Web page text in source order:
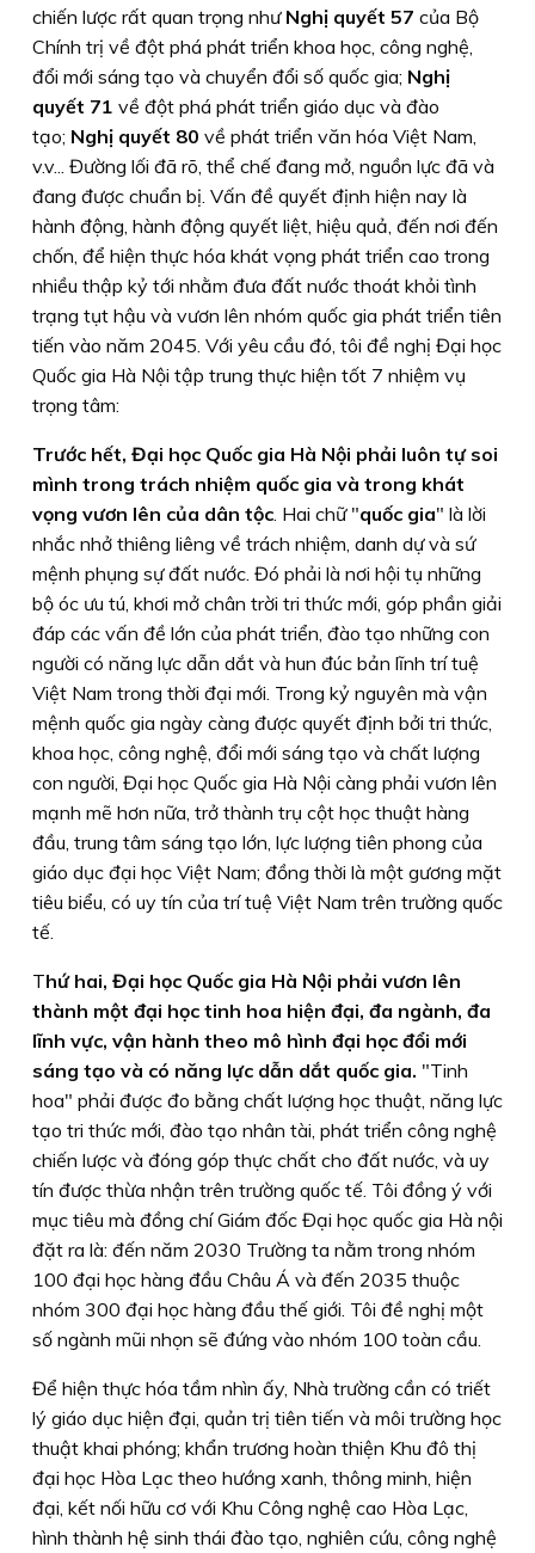
chiến lược rất quan trọng như Nghị quyết 57 của Bộ
Chính trị về đột phá phát triển khoa học, công nghệ,
đổi mới sáng tạo và chuyển đổi số quốc gia; Nghị
quyết 71 về đột phá phát triển giáo dục và đào
tạo; Nghị quyết 80 về phát triển văn hóa Việt Nam,
v.v... Đường lối đã rõ, thể chế đang mở, nguồn lực đã và
đang được chuẩn bị. Vấn đề quyết định hiện nay là
hành động, hành động quyết liệt, hiệu quả, đến nơi đến
chốn, để hiện thực hóa khát vọng phát triển cao trong
nhiều thập kỷ tới nhằm đưa đất nước thoát khỏi tình
trạng tụt hậu và vươn lên nhóm quốc gia phát triển tiên
tiến vào năm 2045. Với yêu cầu đó, tôi đề nghị Đại học
Quốc gia Hà Nội tập trung thực hiện tốt 7 nhiệm vụ
trọng tâm:
Trước hết, Đại học Quốc gia Hà Nội phải luôn tự soi
mình trong trách nhiệm quốc gia và trong khát
vọng vươn lên của dân tộc . Hai chữ "quốc gia" là lời
nhắc nhở thiêng liêng về trách nhiệm, danh dự và sứ
mệnh phụng sự đất nước. Đó phải là nơi hội tụ những
bộ óc ưu tú, khơi mở chân trời tri thức mới, góp phần giải
đáp các vấn đề lớn của phát triển, đào tạo những con
người có năng lực dẫn dắt và hun đúc bản lĩnh trí tuệ
Việt Nam trong thời đại mới. Trong kỷ nguyên mà vận
mệnh quốc gia ngày càng được quyết định bởi tri thức,
khoa học, công nghệ, đổi mới sáng tạo và chất lượng
con người, Đại học Quốc gia Hà Nội càng phải vươn lên
mạnh mẽ hơn nữa, trở thành trụ cột học thuật hàng
đầu, trung tâm sáng tạo lớn, lực lượng tiên phong của
giáo dục đại học Việt Nam; đồng thời là một gương mặt
tiêu biểu, có uy tín của trí tuệ Việt Nam trên trường quốc
tế.
Thứ hai, Đại học Quốc gia Hà Nội phải vươn lên
thành một đại học tinh hoa hiện đại, đa ngành, đa
lĩnh vực, vận hành theo mô hình đại học đổi mới
sáng tạo và có năng lực dẫn dắt quốc gia. "Tinh
hoa" phải được đo bằng chất lượng học thuật, năng lực
tạo tri thức mới, đào tạo nhân tài, phát triển công nghệ
chiến lược và đóng góp thực chất cho đất nước, và uy
tín được thừa nhận trên trường quốc tế. Tôi đồng ý với
mục tiêu mà đồng chí Giám đốc Đại học quốc gia Hà nội
đặt ra là: đến năm 2030 Trường ta nằm trong nhóm
100 đại học hàng đầu Châu Á và đến 2035 thuộc
nhóm 300 đại học hàng đầu thế giới. Tôi đề nghị một
số ngành mũi nhọn sẽ đứng vào nhóm 100 toàn cầu.
Để hiện thực hóa tầm nhìn ấy, Nhà trường cần có triết
lý giáo dục hiện đại, quản trị tiên tiến và môi trường học
thuật khai phóng; khẩn trương hoàn thiện Khu đô thị
đại học Hòa Lạc theo hướng xanh, thông minh, hiện
đại, kết nối hữu cơ với Khu Công nghệ cao Hòa Lạc,
hình thành hệ sinh thái đào tạo, nghiên cứu, công nghệ